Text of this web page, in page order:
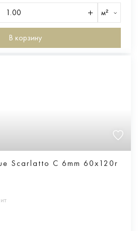
м²
В корзину
Scarlatto C 6mm 60x120r